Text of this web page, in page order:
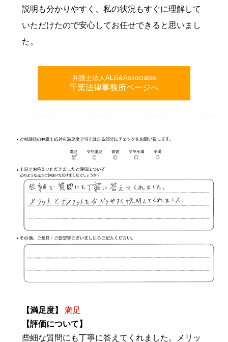
説明も分かりやすく、私の状況もすぐに理解して
いただけたので安心してお任せできると思いまし
た。
弁護士法人ALG&Associates
千葉法律事務所ページへ
【満足度】
満足
【評価について】
些細な質問にも丁寧に答えてくれました。メリッ